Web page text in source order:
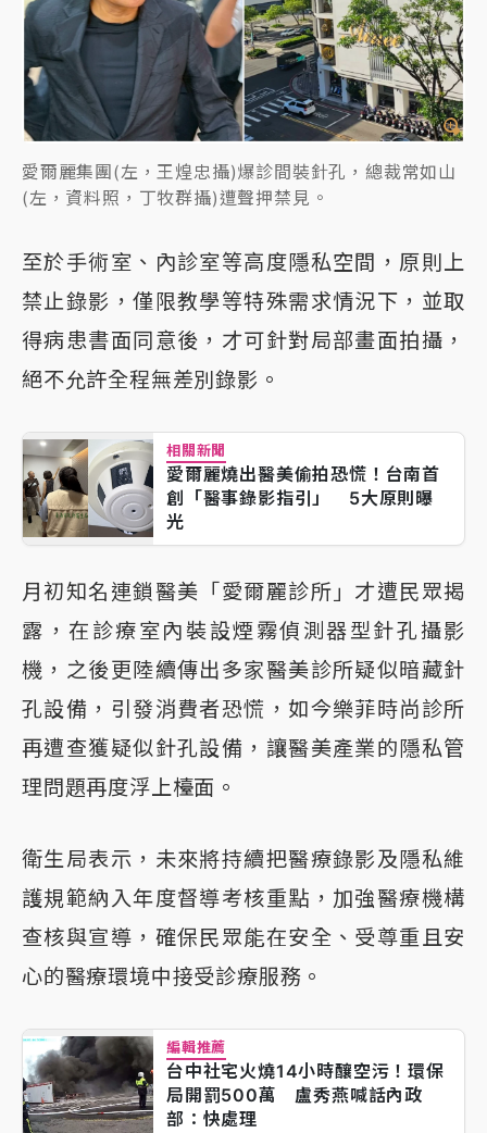
愛爾麗集團(左，王煌忠攝)爆診間裝針孔，總裁常如山
(左，資料照，丁牧群攝)遭聲押禁見。
至於手術室、內診室等高度隱私空間，原則上
禁止錄影，僅限教學等特殊需求情況下，並取
得病患書面同意後，才可針對局部畫面拍攝，
絕不允許全程無差別錄影。
相關新聞
愛爾麗燒出醫美偷拍恐慌！台南首
創「醫事錄影指引」 5大原則曝
光
月初知名連鎖醫美「愛爾麗診所」才遭民眾揭
露，在診療室內裝設煙霧偵測器型針孔攝影
機，之後更陸續傳出多家醫美診所疑似暗藏針
孔設備，引發消費者恐慌，如今樂菲時尚診所
再遭查獲疑似針孔設備，讓醫美產業的隱私管
理問題再度浮上檯面。
衛生局表示，未來將持續把醫療錄影及隱私維
護規範納入年度督導考核重點，加強醫療機構
查核與宣導，確保民眾能在安全、受尊重且安
心的醫療環境中接受診療服務。
編輯推薦
台中社宅火燒14小時釀空污！環保
局開罰500萬 盧秀燕喊話內政
部：快處理